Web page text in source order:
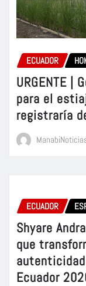
ECUADOR
URGENTE |
para el
registraría
ECUADOR
Shyare
que
Ecuador